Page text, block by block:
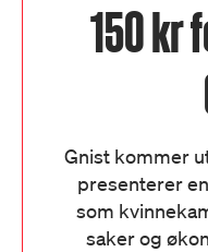
150 kr
Gnist kommer
presenterer
som
saker og